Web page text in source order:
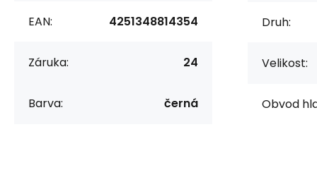
EAN: 4251348814354
Záruka: 24
Barva: černá
Druh:
Velikost:
Obvod